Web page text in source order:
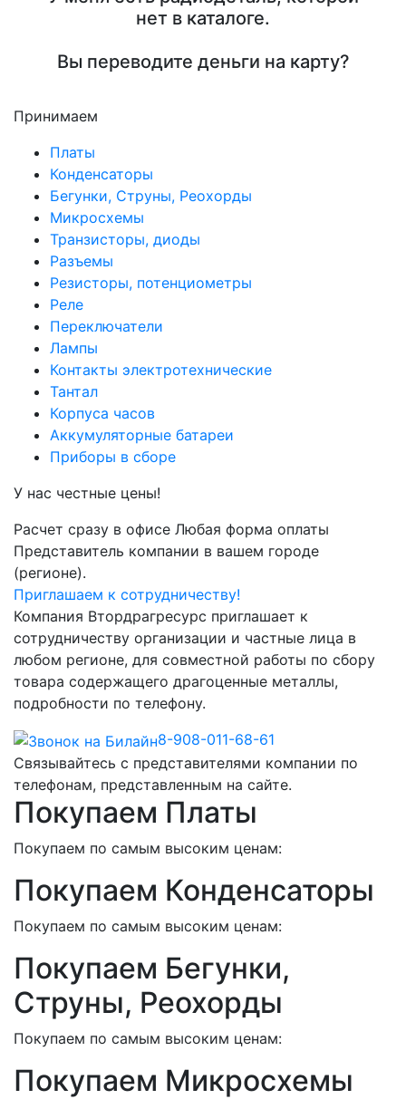
нет в каталоге.
Вы переводите деньги на карту?
Принимаем
Платы
Конденсаторы
Бегунки, Струны, Реохорды
Микросхемы
Транзисторы, диоды
Разъемы
Резисторы, потенциометры
Реле
Переключатели
Лампы
Контакты электротехнические
Тантал
Корпуса часов
Аккумуляторные батареи
Приборы в сборе
У нас честные цены!
Расчет сразу в офисе Любая форма оплаты
Представитель компании в вашем городе
(регионе).
Приглашаем к сотрудничеству!
Компания Втордрагресурс приглашает к
сотрудничеству организации и частные лица в
любом регионе, для совместной работы по сбору
товара содержащего драгоценные металлы,
подробности по телефону.
8-908-011-68-61
Связывайтесь с представителями компании по
телефонам, представленным на сайте.
Покупаем Платы
Покупаем по самым высоким ценам:
Покупаем Конденсаторы
Покупаем по самым высоким ценам:
Покупаем Бегунки,
Струны, Реохорды
Покупаем по самым высоким ценам:
Покупаем Микросхемы